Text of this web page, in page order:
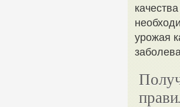
урожая